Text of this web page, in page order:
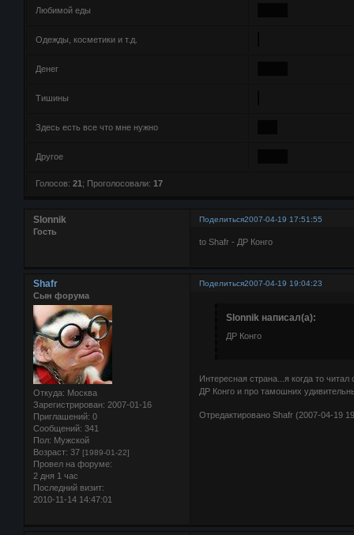
Любимой еды
Одежды, косметики и т.д.
Денег
Тишины
Здесь есть все что мне нужно
Другое
Голосов: 21 ; Проголосовали: 17
Поделиться2007-04-19 17:51:55
Slonnik
Гость
to Shafr - ДР Конго
Поделиться2007-04-19 19:04:23
Shafr
Сын форума
Откуда: Москва
Зарегистрирован: 2007-01-16
Приглашений: 0
Сообщений: 341
Пол: Мужской
Возраст: 37 [1989-01-22]
Провел на форуме:
2 дня 1 час
Последний визит:
2010-11-14 14:47:01
Slonnik написал(а):
ДР Конго
Интересная страна...я когда то
ДР Конго и про тамошних
Отредактировано Shafr (2007-04-19